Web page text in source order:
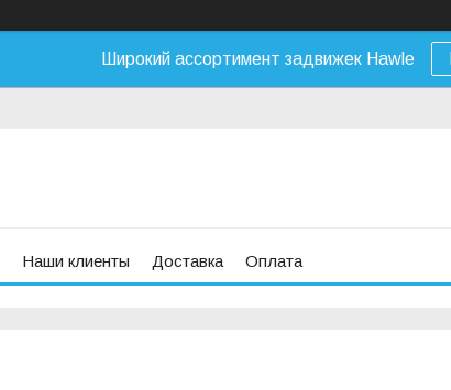
Широкий ассортимент задвижек Hawle
Наши клиенты Доставка Оплата